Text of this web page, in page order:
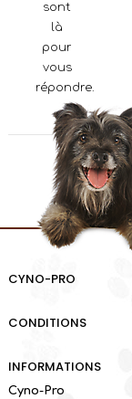
sont
là
pour
vous
répondre.
CYNO-PRO
CONDITIONS
INFORMATIONS
Cyno-Pro